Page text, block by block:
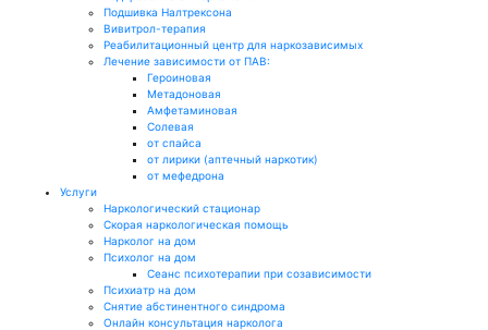
Подшивка Налтрексона
Вивитрол-терапия
Реабилитационный центр для наркозависимых
Лечение зависимости от ПАВ:
Героиновая
Метадоновая
Амфетаминовая
Солевая
от спайса
от лирики (аптечный наркотик)
от мефедрона
Услуги
Наркологический стационар
Скорая наркологическая помощь
Нарколог на дом
Психолог на дом
Сеанс психотерапии при созависимости
Психиатр на дом
Снятие абстинентного синдрома
Онлайн консультация нарколога